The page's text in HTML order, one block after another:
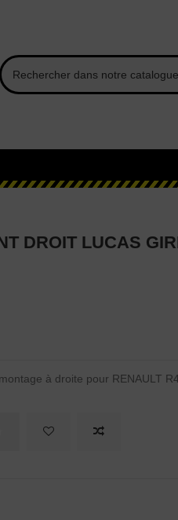
DROIT LUCAS
à droite pour RENAULT